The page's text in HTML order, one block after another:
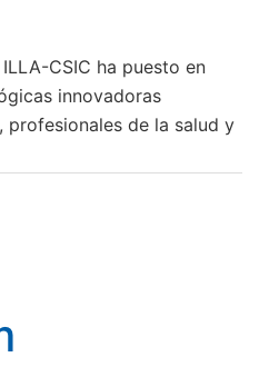
CSIC ha puesto en
innovadoras
de la salud y